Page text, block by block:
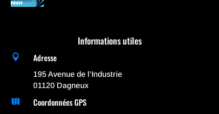
Informations utiles
 Adresse
195 Avenue de l’Industrie
01120 Dagneux
 Coordonnées GPS